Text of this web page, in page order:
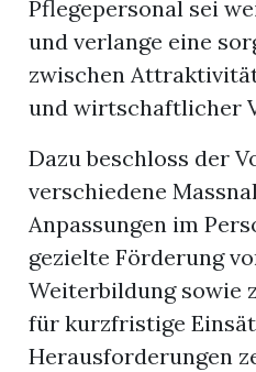
Pflegepersonal sei
und verlange eine
zwischen
und wirtschaftlicher
Dazu beschloss der
verschiedene
Anpassungen im
gezielte Förderung
Weiterbildung sowie
für kurzfristige
Herausforderungen